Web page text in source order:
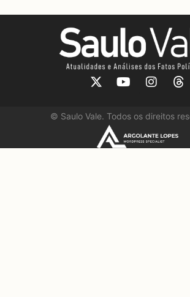
© Saulo Vale. Todos os direitos